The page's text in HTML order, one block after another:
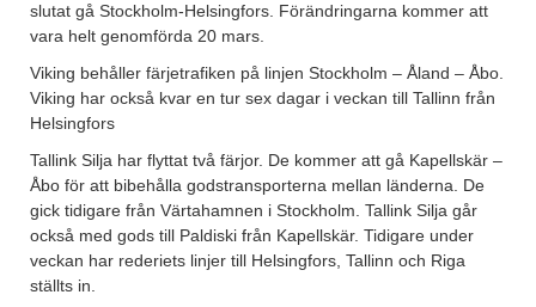
slutat gå Stockholm-Helsingfors. Förändringarna kommer att
vara helt genomförda 20 mars.
Viking behåller färjetrafiken på linjen Stockholm – Åland – Åbo.
Viking har också kvar en tur sex dagar i veckan till Tallinn från
Helsingfors
Tallink Silja har flyttat två färjor. De kommer att gå Kapellskär –
Åbo för att bibehålla godstransporterna mellan länderna. De
gick tidigare från Värtahamnen i Stockholm. Tallink Silja går
också med gods till Paldiski från Kapellskär. Tidigare under
veckan har rederiets linjer till Helsingfors, Tallinn och Riga
ställts in.